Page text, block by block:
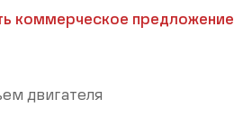
коммерческое предложение
двигателя